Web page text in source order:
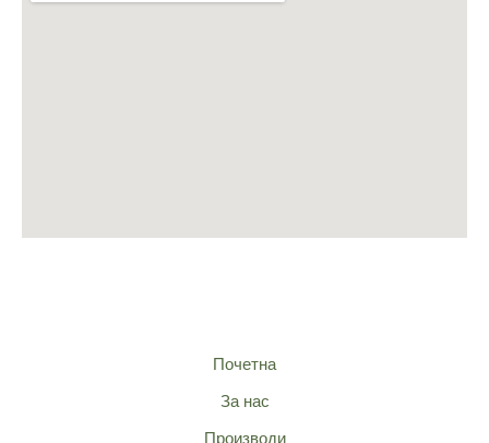
Почетна
За нас